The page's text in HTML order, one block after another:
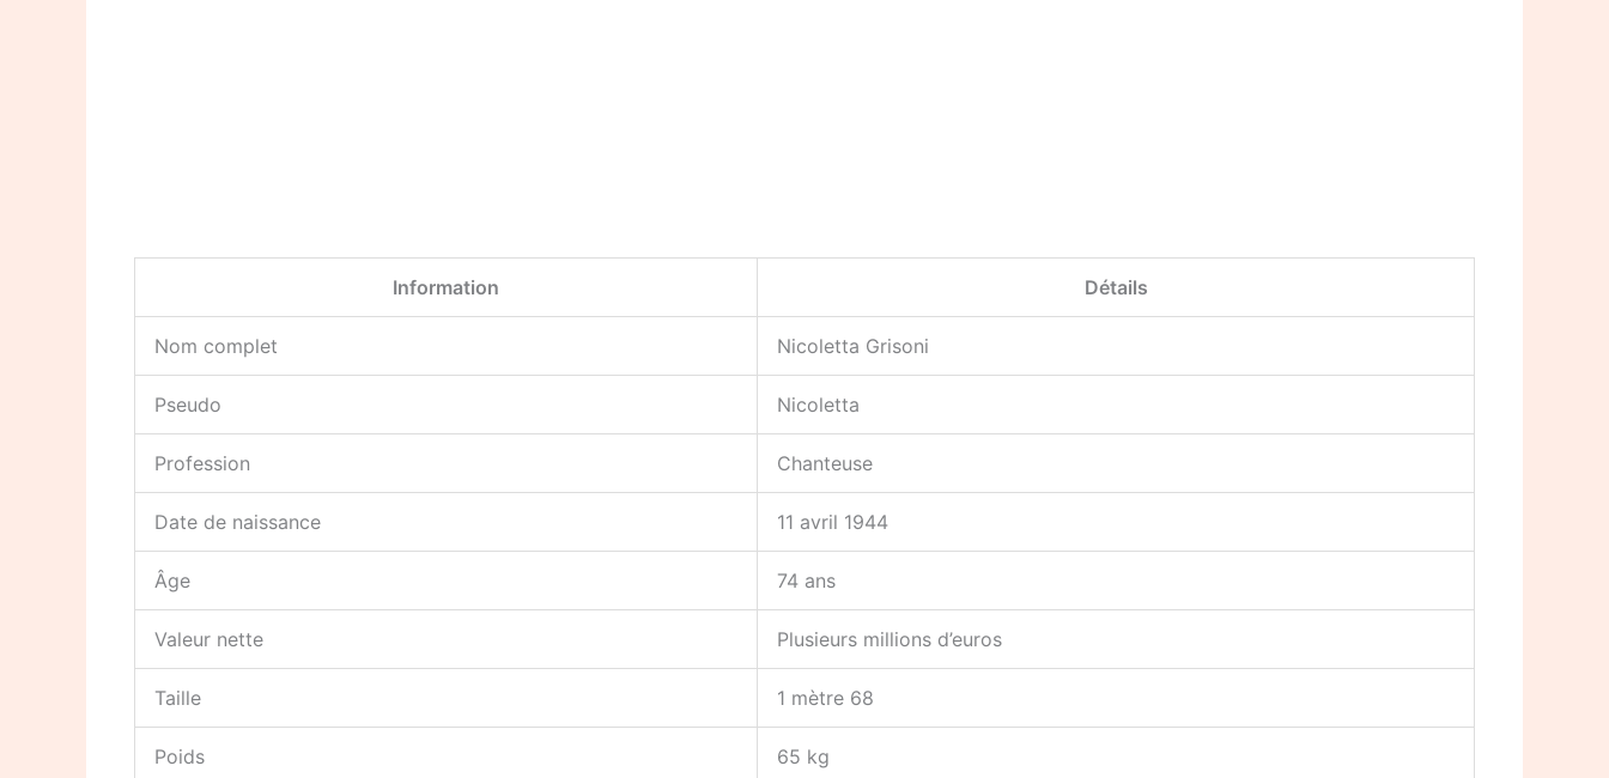
Information Détails
Nom complet Nicoletta Grisoni
Pseudo Nicoletta
Profession Chanteuse
Date de naissance 11 avril 1944
Âge 74 ans
Valeur nette Plusieurs millions d’euros
Taille 1 mètre 68
Poids 65 kg